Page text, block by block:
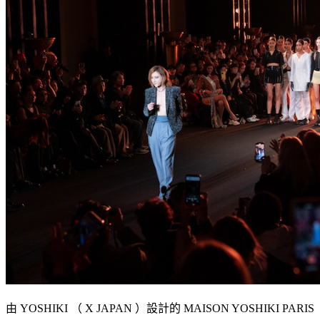
由 YOSHIKI （ X JAPAN ）設計的 MAISON YOSHIKI PARIS